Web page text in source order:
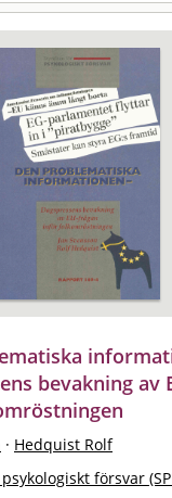
bevakning av
· Hedquist Rolf
försvar